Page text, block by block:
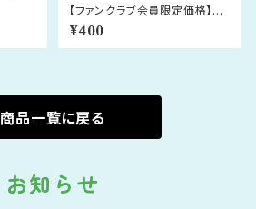
【ファンクラブ会員限定価格】駅
名標キーホルダー
¥400
商品一覧に戻る
お知らせ